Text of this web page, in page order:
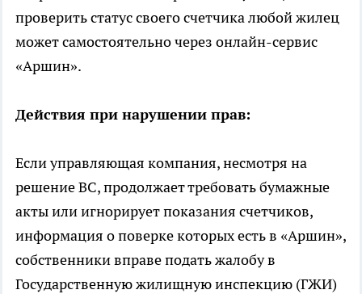
проверить статус своего счетчика любой жилец
может самостоятельно через онлайн-сервис
«Аршин».
Действия при нарушении прав:
Если управляющая компания, несмотря на
решение ВС, продолжает требовать бумажные
акты или игнорирует показания счетчиков,
информация о поверке которых есть в «Аршин»,
собственники вправе подать жалобу в
Государственную жилищную инспекцию (ГЖИ)